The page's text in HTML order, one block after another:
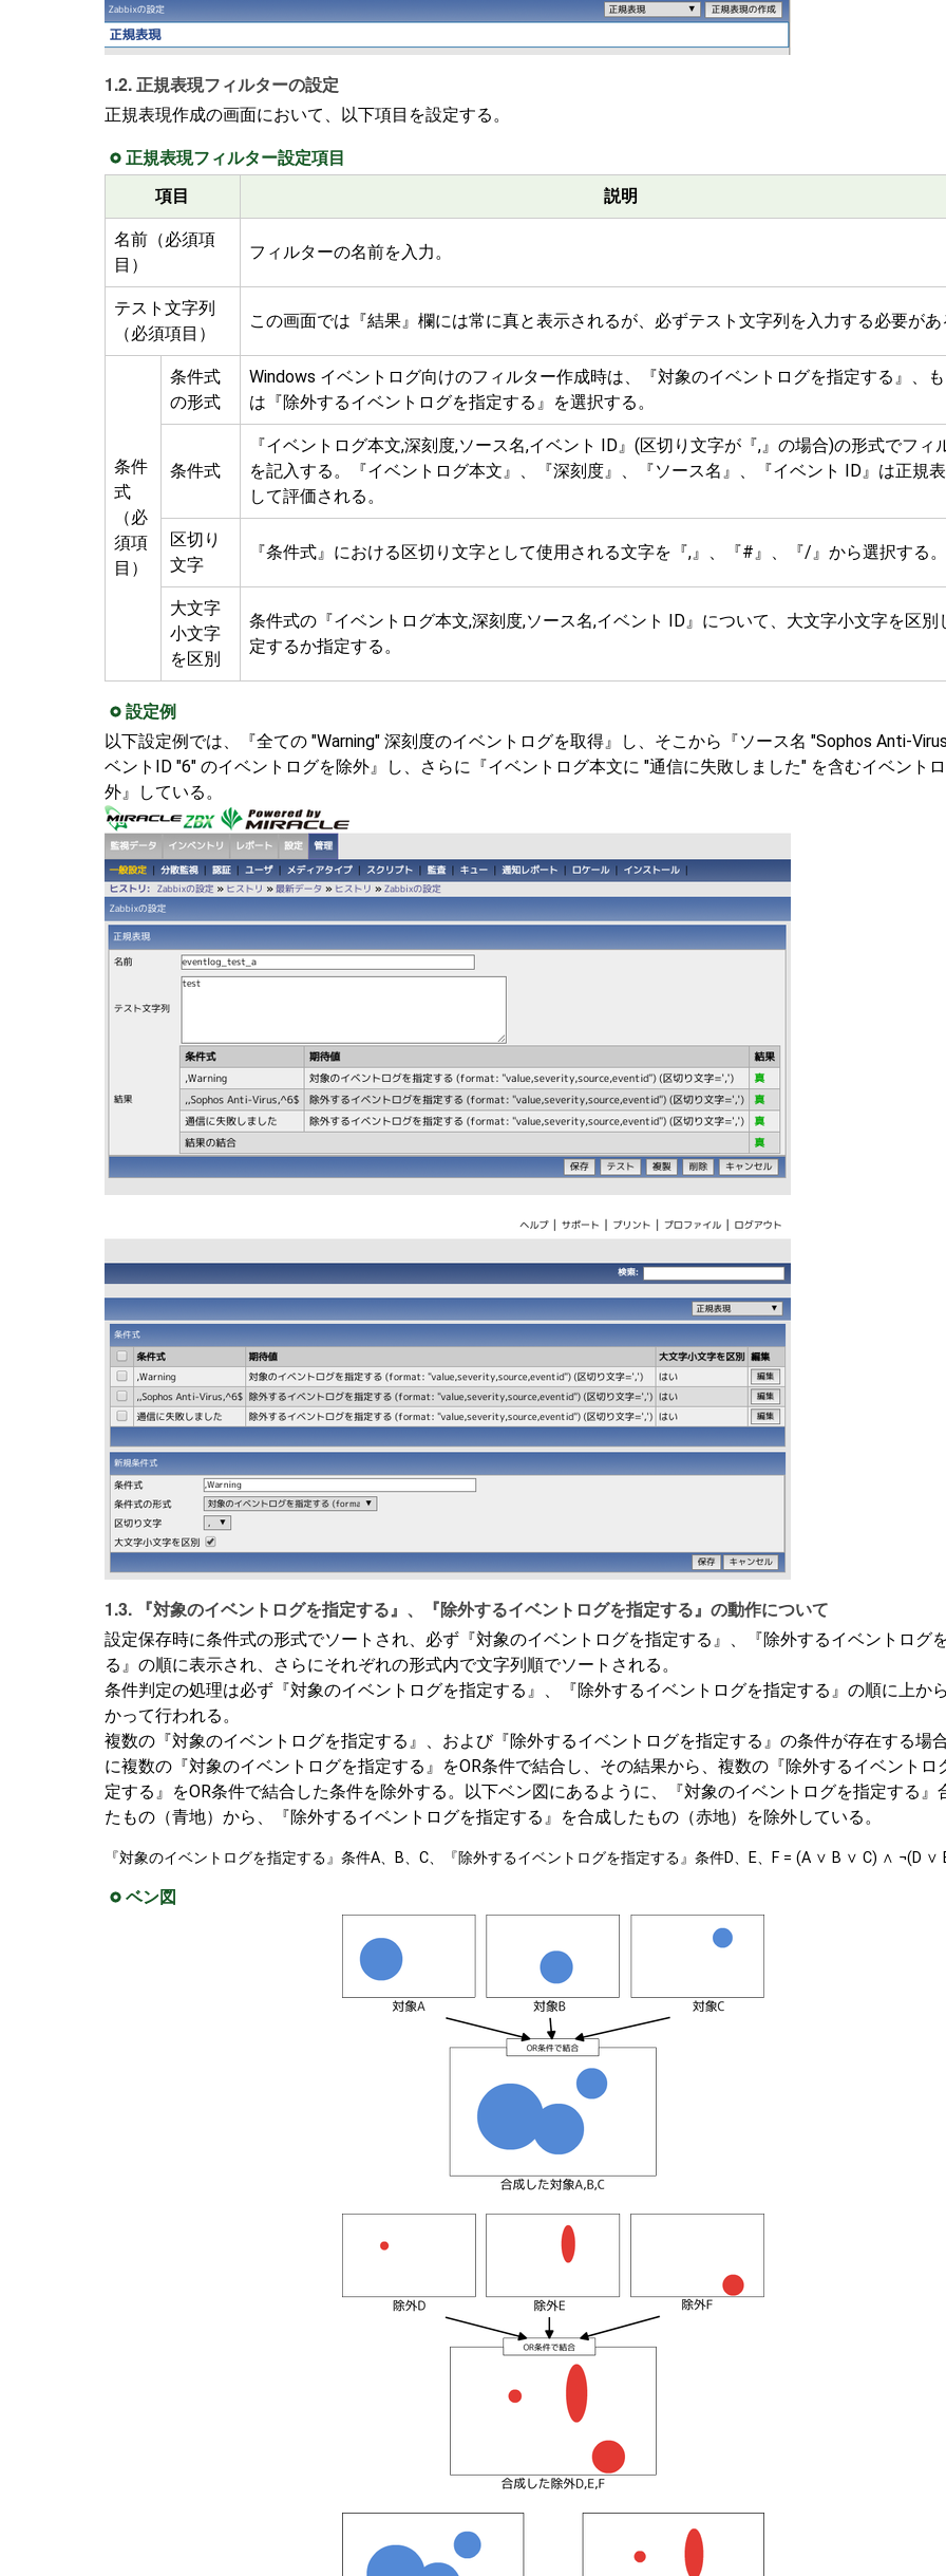
1.2. 正規表現フィルターの設定
正規表現作成の画面において、以下項目を設定する。
正規表現フィルター設定項目
項目 説明
名前（必須項
目）
フィルターの名前を入力。
テスト文字列
（必須項目）
この画面では『結果』欄には常に真と表示されるが、必ずテスト文字列を入力する必要があ
条件
式
（必
須項
目）
条件式
の形式
Windows イベントログ向けのフィルター作成時は、『対象のイベントログを指定する』、も
は『除外するイベントログを指定する』を選択する。
条件式
『イベントログ本文,深刻度,ソース名,イベント ID』(区切り文字が『,』の場合)の形式でフィ
を記入する。『イベントログ本文』、『深刻度』、『ソース名』、『イベント ID』は正規
して評価される。
区切り
文字
『条件式』における区切り文字として使用される文字を『,』、『#』、『/』から選択する。
大文字
小文字
を区別
条件式の『イベントログ本文,深刻度,ソース名,イベント ID』について、大文字小文字を区別
定するか指定する。
設定例
以下設定例では、『全ての "Warning" 深刻度のイベントログを取得』し、そこから『ソース名 "Sophos Anti-
ベントID "6" のイベントログを除外』し、さらに『イベントログ本文に "通信に失敗しました" を含むイベント
外』している。
1.3. 『対象のイベントログを指定する』、『除外するイベントログを指定する』の動作について
設定保存時に条件式の形式でソートされ、必ず『対象のイベントログを指定する』、『除外するイベントログ
る』の順に表示され、さらにそれぞれの形式内で文字列順でソートされる。
条件判定の処理は必ず『対象のイベントログを指定する』、『除外するイベントログを指定する』の順に上か
かって行われる。
複数の『対象のイベントログを指定する』、および『除外するイベントログを指定する』の条件が存在する場
に複数の『対象のイベントログを指定する』をOR条件で結合し、その結果から、複数の『除外するイベントロ
定する』をOR条件で結合した条件を除外する。以下ベン図にあるように、『対象のイベントログを指定する』
たもの（青地）から、『除外するイベントログを指定する』を合成したもの（赤地）を除外している。
『対象のイベントログを指定する』条件A、B、C、『除外するイベントログを指定する』条件D、E、F = (A ∨ B ∨ C) ∧ ¬(D ∨
ベン図